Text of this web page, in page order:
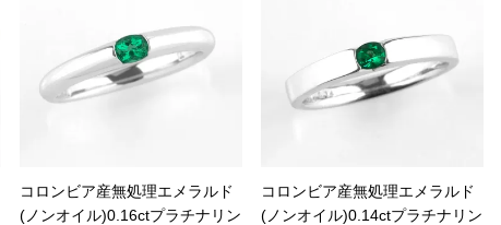
コロンビア産無処理エメラルド
(ノンオイル)0.16ctプラチナリン
コロンビア産無処理エメラルド
(ノンオイル)0.14ctプラチナリン